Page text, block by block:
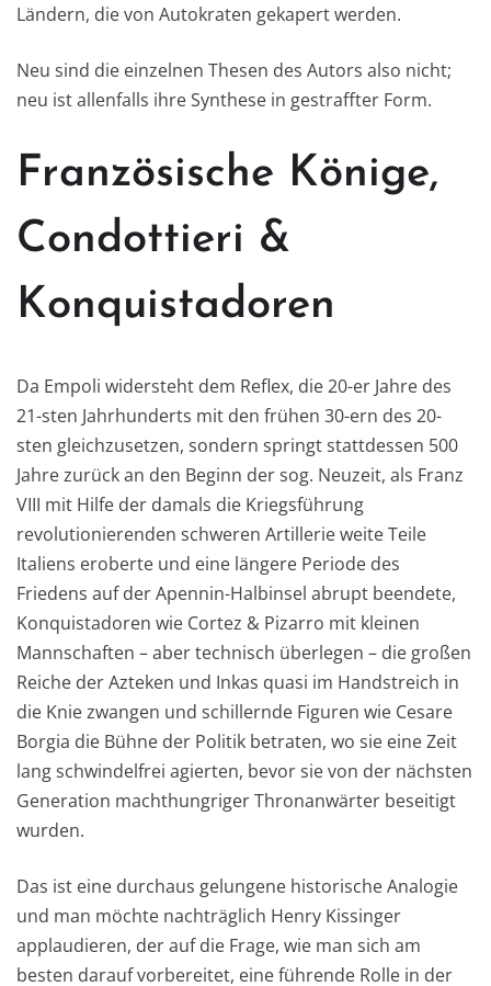
Ländern, die von Autokraten gekapert werden.
Neu sind die einzelnen Thesen des Autors also nicht;
neu ist allenfalls ihre Synthese in gestraffter Form.
Französische Könige,
Condottieri &
Konquistadoren
Da Empoli widersteht dem Reflex, die 20-er Jahre des
21-sten Jahrhunderts mit den frühen 30-ern des 20-
sten gleichzusetzen, sondern springt stattdessen 500
Jahre zurück an den Beginn der sog. Neuzeit, als Franz
VIII mit Hilfe der damals die Kriegsführung
revolutionierenden schweren Artillerie weite Teile
Italiens eroberte und eine längere Periode des
Friedens auf der Apennin-Halbinsel abrupt beendete,
Konquistadoren wie Cortez & Pizarro mit kleinen
Mannschaften – aber technisch überlegen – die großen
Reiche der Azteken und Inkas quasi im Handstreich in
die Knie zwangen und schillernde Figuren wie Cesare
Borgia die Bühne der Politik betraten, wo sie eine Zeit
lang schwindelfrei agierten, bevor sie von der nächsten
Generation machthungriger Thronanwärter beseitigt
wurden.
Das ist eine durchaus gelungene historische Analogie
und man möchte nachträglich Henry Kissinger
applaudieren, der auf die Frage, wie man sich am
besten darauf vorbereitet, eine führende Rolle in der